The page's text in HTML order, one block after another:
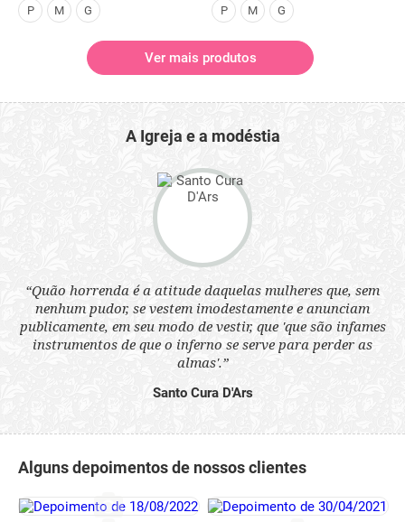
P M G P M G
Ver mais produtos
A Igreja e a modéstia
“Quão horrenda é a atitude daquelas mulheres que, sem
nenhum pudor, se vestem imodestamente e anunciam
publicamente, em seu modo de vestir, que 'que são infames
instrumentos de que o inferno se serve para perder as
almas'.”
Santo Cura D'Ars
Alguns depoimentos de nossos clientes